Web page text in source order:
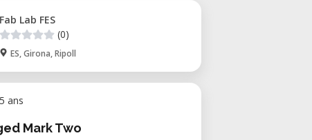
Fab Lab FES
(0)
ES, Girona, Ripoll
ans
Mark Two